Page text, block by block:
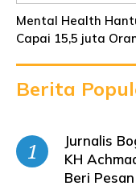
Mental Health
Capai 15,5 juta
Berita
Jurnalis
KH
Beri